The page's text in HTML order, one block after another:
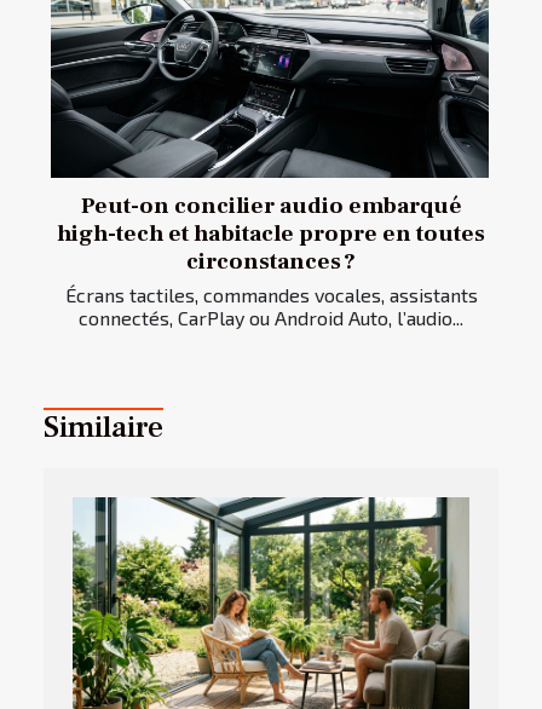
Peut-on concilier audio embarqué
high-tech et habitacle propre en toutes
circonstances ?
Écrans tactiles, commandes vocales, assistants
connectés, CarPlay ou Android Auto, l’audio...
Similaire